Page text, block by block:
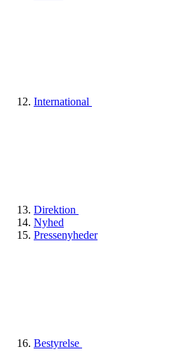
International
Direktion
Nyhed
Pressenyheder
Bestyrelse